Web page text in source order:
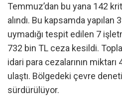
Temmuz’dan bu yana 142
alındı. Bu kapsamda
uymadığı tespit edilen 7
732 bin TL ceza kesildi.
idari para cezalarının
ulaştı. Bölgedeki çevre
sürdürülüyor.